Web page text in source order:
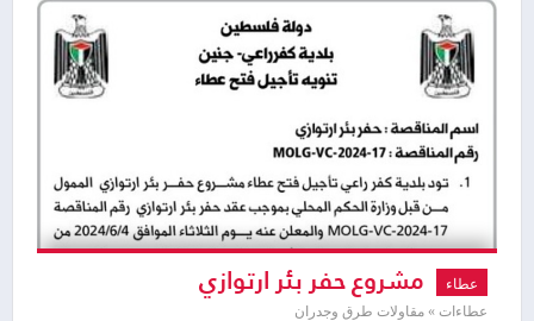
عطاء مشروع حفر بئر ارتوازي
عطاءات » مقاولات طرق وجدران